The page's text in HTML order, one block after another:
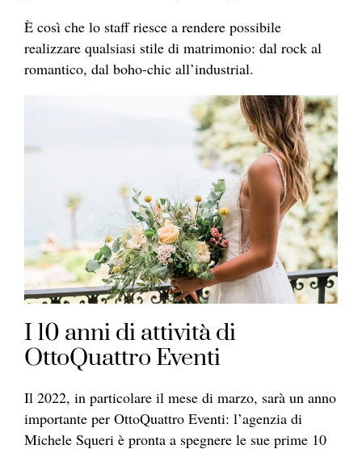
È così che lo staff riesce a rendere possibile
realizzare qualsiasi stile di matrimonio: dal rock al
romantico, dal boho-chic all’industrial.
I 10 anni di attività di
OttoQuattro Eventi
Il 2022, in particolare il mese di marzo, sarà un anno
importante per OttoQuattro Eventi: l’agenzia di
Michele Squeri è pronta a spegnere le sue prime 10